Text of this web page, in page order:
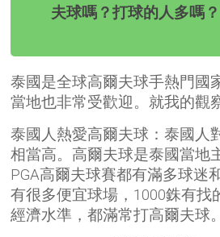
夫球嗎？打球的人多嗎？
泰國是全球高爾夫球手熱門國
當地也非常受歡迎。就我的觀
泰國人熱愛高爾夫球：泰國人
相當高。高爾夫球是泰國當地
PGA高爾夫球賽都有滿多球迷
有很多便宜球場，1000銖有找
經濟水準，都滿常打高爾夫球。